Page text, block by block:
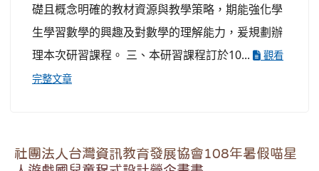
礎且概念明確的教材資源與教學策略，期能強化學
生學習數學的興趣及對數學的理解能力，爰規劃辦
理本次研習課程。 三、本研習課程訂於10...
觀看
完整文章
社團法人台灣資訊教育發展協會108年暑假喵星